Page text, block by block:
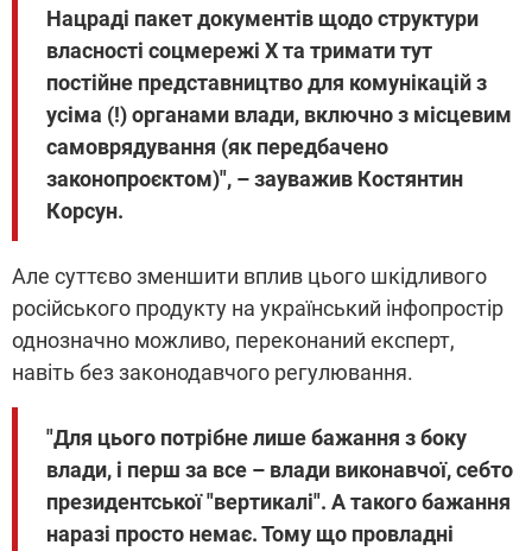
Нацраді пакет документів щодо структури
власності соцмережі Х та тримати тут
постійне представництво для комунікацій з
усіма (!) органами влади, включно з місцевим
самоврядування (як передбачено
законопроєктом)", – зауважив Костянтин
Корсун.
Але суттєво зменшити вплив цього шкідливого
російського продукту на український інфопростір
однозначно можливо, переконаний експерт,
навіть без законодавчого регулювання.
"Для цього потрібне лише бажання з боку
влади, і перш за все – влади виконавчої, себто
президентської "вертикалі". А такого бажання
наразі просто немає. Тому що провладні